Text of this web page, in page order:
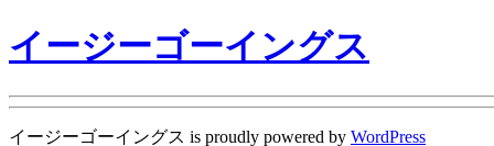
イージーゴーイングス
イージーゴーイングス is proudly powered by WordPress